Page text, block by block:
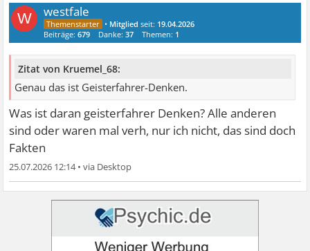
W westfale
• Mitglied seit: 19.04.2026
Beiträge:679 Danke:37 Themen: 1
Zitat von Kruemel_68:
Genau das ist Geisterfahrer-Denken.
Was ist daran geisterfahrer Denken? Alle anderen
sind oder waren mal verh, nur ich nicht, das sind doch
Fakten
25.07.2026 12:14•